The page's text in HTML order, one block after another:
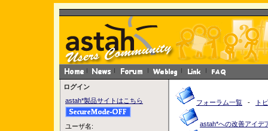
ログイン
astah*製品サイトはこちら
ユーザ名:
フォーラム一覧 - ト
astah*への改善アイデ